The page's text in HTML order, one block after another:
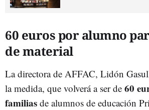
60 euros por alumno
de material
La directora de AFFAC, Lidón
la medida, que volverá a ser de 60
familias de alumnos de educación